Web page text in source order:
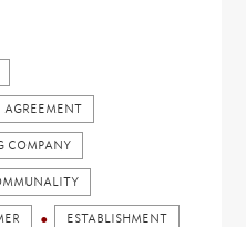
AGREEMENT
COMPANY
ESTABLISHMENT